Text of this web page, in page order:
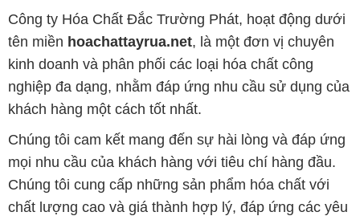
Công ty Hóa Chất Đắc Trường Phát, hoạt động dưới
tên miền hoachattayrua.net, là một đơn vị chuyên
kinh doanh và phân phối các loại hóa chất công
nghiệp đa dạng, nhằm đáp ứng nhu cầu sử dụng của
khách hàng một cách tốt nhất.
Chúng tôi cam kết mang đến sự hài lòng và đáp ứng
mọi nhu cầu của khách hàng với tiêu chí hàng đầu.
Chúng tôi cung cấp những sản phẩm hóa chất với
chất lượng cao và giá thành hợp lý, đáp ứng các yêu